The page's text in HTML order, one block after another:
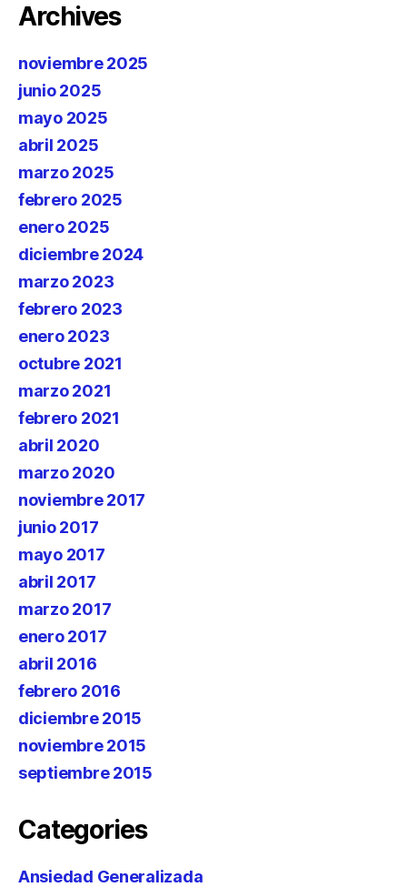
Archives
noviembre 2025
junio 2025
mayo 2025
abril 2025
marzo 2025
febrero 2025
enero 2025
diciembre 2024
marzo 2023
febrero 2023
enero 2023
octubre 2021
marzo 2021
febrero 2021
abril 2020
marzo 2020
noviembre 2017
junio 2017
mayo 2017
abril 2017
marzo 2017
enero 2017
abril 2016
febrero 2016
diciembre 2015
noviembre 2015
septiembre 2015
Categories
Ansiedad Generalizada